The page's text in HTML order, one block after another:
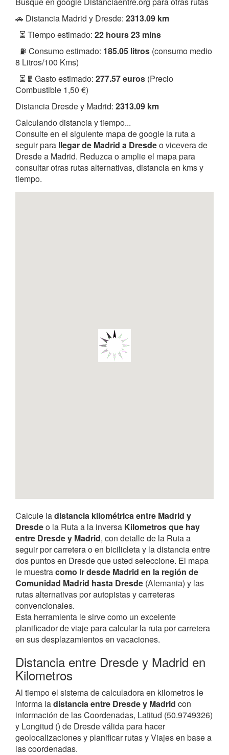
🚗 Distancia Madrid y Dresde: 2313.09 km
⏳ Tiempo estimado: 22 hours 23 mins
⛽ Consumo estimado: 185.05 litros (consumo medio
8 Litros/100 Kms)
⏳ 🖩 Gasto estimado: 277.57 euros (Precio
Combustible 1,50 €)
Distancia Dresde y Madrid: 2313.09 km
Calculando distancia y tiempo...
Consulte en el siguiente mapa de google la ruta a
seguir para llegar de Madrid a Dresdeo vicevera de
Dresde a Madrid. Reduzca o amplie el mapa para
consultar otras rutas alternativas, distancia en kms y
tiempo.
Calcule ladistancia kilométrica entre Madrid y
Dresdeo la Ruta a la inversa Kilometros que hay
entre Dresde y Madrid, con detalle de la Ruta a
seguir por carretera o en bicilicleta y la distancia entre
dos puntos en Dresde que usted seleccione. El mapa
le muestracomo Ir desde Madrid en la región de
Comunidad Madrid hasta Dresde (Alemania) y las
rutas alternativas por autopistas y carreteras
convencionales.
Esta herramienta le sirve como un excelente
planificador de viaje para calcular la ruta por carretera
en sus desplazamientos en vacaciones.
Distancia entre Dresde y Madrid en
Kilometros
Al tiempo el sistema de calculadora en kilometros le
informa ladistancia entre Dresde y Madrid con
información de las Coordenadas, Latitud (50.9749326)
y Longitud () de Dresde válida para hacer
geolocalizaciones y planificar rutas y Viajes en base a
las coordenadas.